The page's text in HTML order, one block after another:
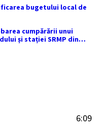
bugetului local de
cumpărării unui
și stației SRMP din
6:09